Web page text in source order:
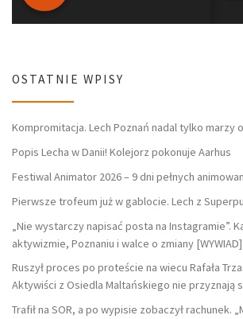
OSTATNIE WPISY
Kompromitacja. Lech Poznań nadal tylko marzy
Popis Lecha w Danii! Kolejorz pokonuje Aarhus
Festiwal Animator 2026 – 9 dni pełnych
Pierwsze trofeum już w gablocie. Lech z
„Nie wystarczy napisać posta na Instagramie”.
aktywizmie, Poznaniu i walce o zmiany [WYWIAD]
Ruszył proces po proteście na wiecu Rafała
Aktywiści z Osiedla Maltańskiego nie przyznają
Trafił na SOR, a po wypisie zobaczył rachunek.